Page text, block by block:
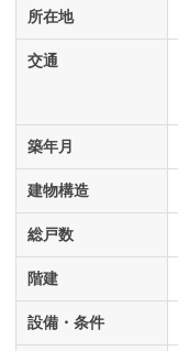
所在地
交通
築年月
建物構造
総戸数
階建
設備・条件